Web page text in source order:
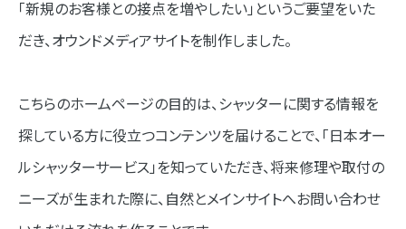
「新規のお客様との接点を増やしたい」というご要望をいた
だき、オウンドメディアサイトを制作しました。
こちらのホームページの目的は、シャッターに関する情報を
探している方に役立つコンテンツを届けることで、「日本オー
ルシャッターサービス」を知っていただき、将来修理や取付の
ニーズが生まれた際に、自然とメインサイトへお問い合わせ